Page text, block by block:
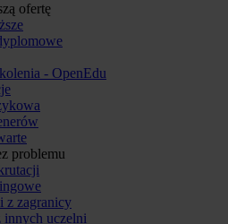
ofertę
- OpenEdu
problemu
z zagranicy
innych uczelni